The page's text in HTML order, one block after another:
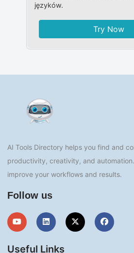
języków.
Try Now
AI Tools Directory helps you find and
productivity, creativity, and
improve your workflows and results.
Follow us
Useful Links